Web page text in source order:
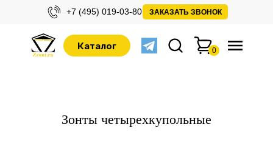
+7 (495) 019-03-80 ЗАКАЗАТЬ ЗВОНОК
0
Каталог
Зонты четырехкупольные